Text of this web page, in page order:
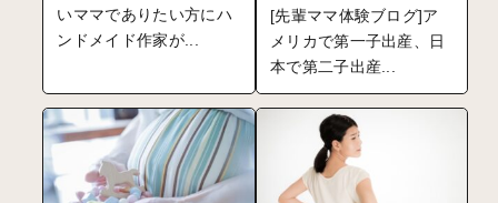
いママでありたい方にハ
ンドメイド作家が...
[先輩ママ体験ブログ]ア
メリカで第一子出産、日
本で第二子出産...